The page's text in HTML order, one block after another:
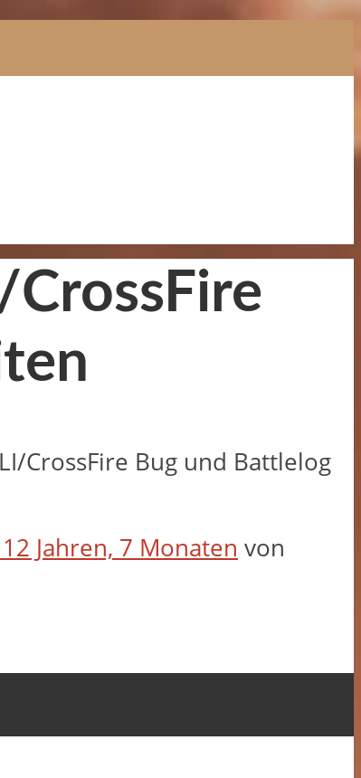
CrossFire Bug und Battlelog
Jahren, 7 Monaten von